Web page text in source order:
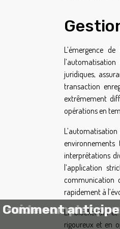
L’émergence
juridiques,
transaction
extrêmement
opérations en
interprétations
l’application
communication
rapidement à
La blockchain
rigoureux et en
Guide complet
Comment